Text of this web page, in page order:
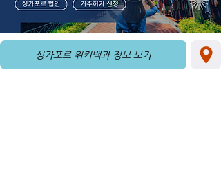
싱가포르 위키백과 정보 보기